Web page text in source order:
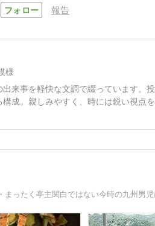
報告
様
来事を軽快な文調で綴っています。
成。親しみやすく、時には鋭い視点
まったく亭主関白ではない今時の九州男